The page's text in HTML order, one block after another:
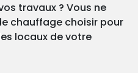
travaux ? Vous ne
chauffage choisir pour
locaux de votre